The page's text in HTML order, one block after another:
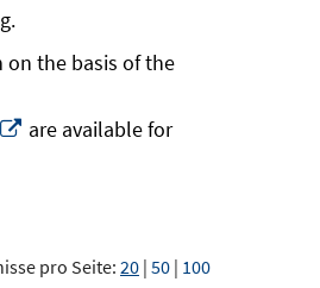
the basis of the
In
are available for
pro Seite:20 | 50 | 100